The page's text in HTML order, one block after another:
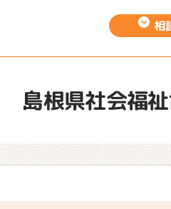
相
島根県社会福